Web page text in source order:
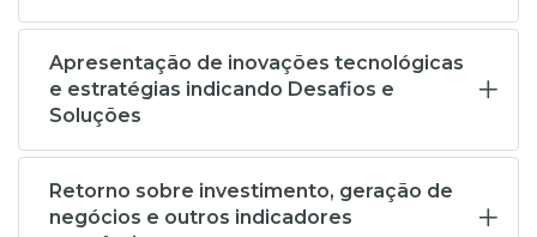
Apresentação de inovações tecnológicas
e estratégias indicando Desafios e
Soluções
Retorno sobre investimento, geração de
negócios e outros indicadores